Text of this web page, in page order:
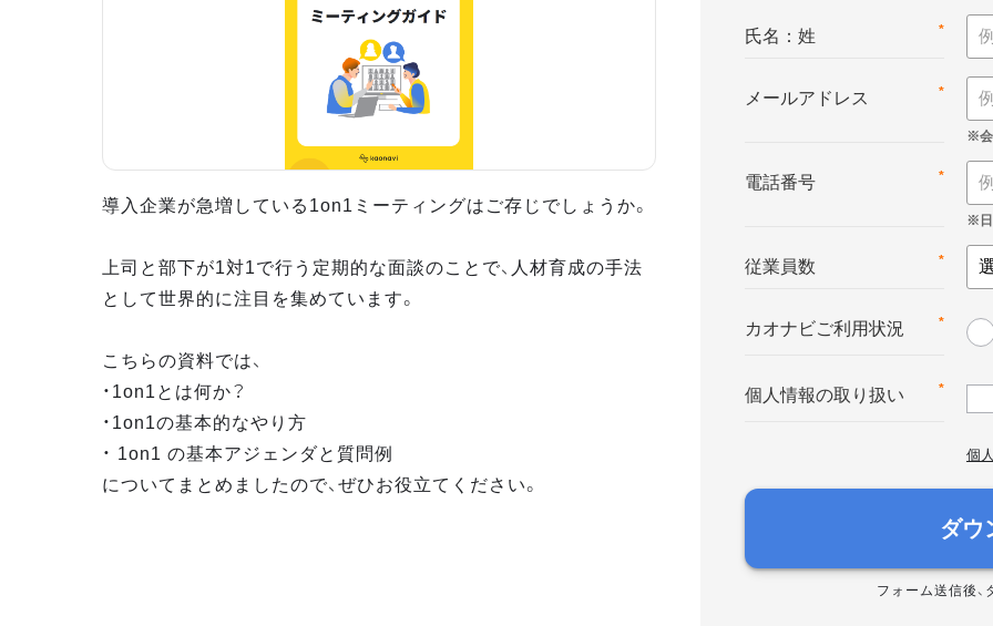
導入企業が急増している1on1ミーティングはご存じでしょうか。
上司と部下が1対1で行う定期的な面談のことで、人材育成の手法
として世界的に注目を集めています。
こちらの資料では、
・1on1とは何か？
・1on1の基本的なやり方
・ 1on1 の基本アジェンダと質問例
についてまとめましたので、ぜひお役立てください。
*
氏名：姓
*
メールアドレス
*
電話番号
*
従業員数
*
カオナビご利用状況
*
個人情報の取り扱い
個
ダウ
フォーム送信後